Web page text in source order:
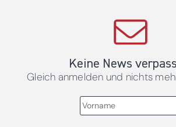
Keine News
Gleich anmelden und nichts